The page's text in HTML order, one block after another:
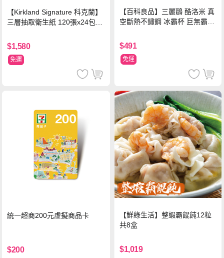
【Kirkland Signature 科克蘭】
三層抽取衛生紙 120張x24包x3
$1,580
免運
【百科良品】三麗鷗 酷洛米 真
空斷熱不鏽鋼 冰霸杯 巨無霸鋼
ml-信封款(贈手提杯套)
$491
免運
統一超商200元虛擬商品卡
$200
【鮮綠生活】整蝦霸餛飩12粒
共8盒
$1,019